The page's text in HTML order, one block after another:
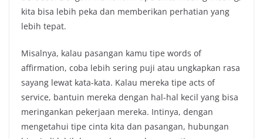
kita bisa lebih peka dan memberikan perhatian yang
lebih tepat.
Misalnya, kalau pasangan kamu tipe words of
affirmation, coba lebih sering puji atau ungkapkan rasa
sayang lewat kata-kata. Kalau mereka tipe acts of
service, bantuin mereka dengan hal-hal kecil yang bisa
meringankan pekerjaan mereka. Intinya, dengan
mengetahui tipe cinta kita dan pasangan, hubungan